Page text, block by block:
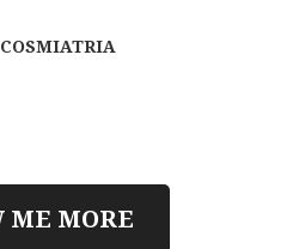
COSMIATRIA
ME MORE